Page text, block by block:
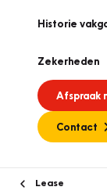
Historie
Zekerheden
Afspraak
Contact
Lease